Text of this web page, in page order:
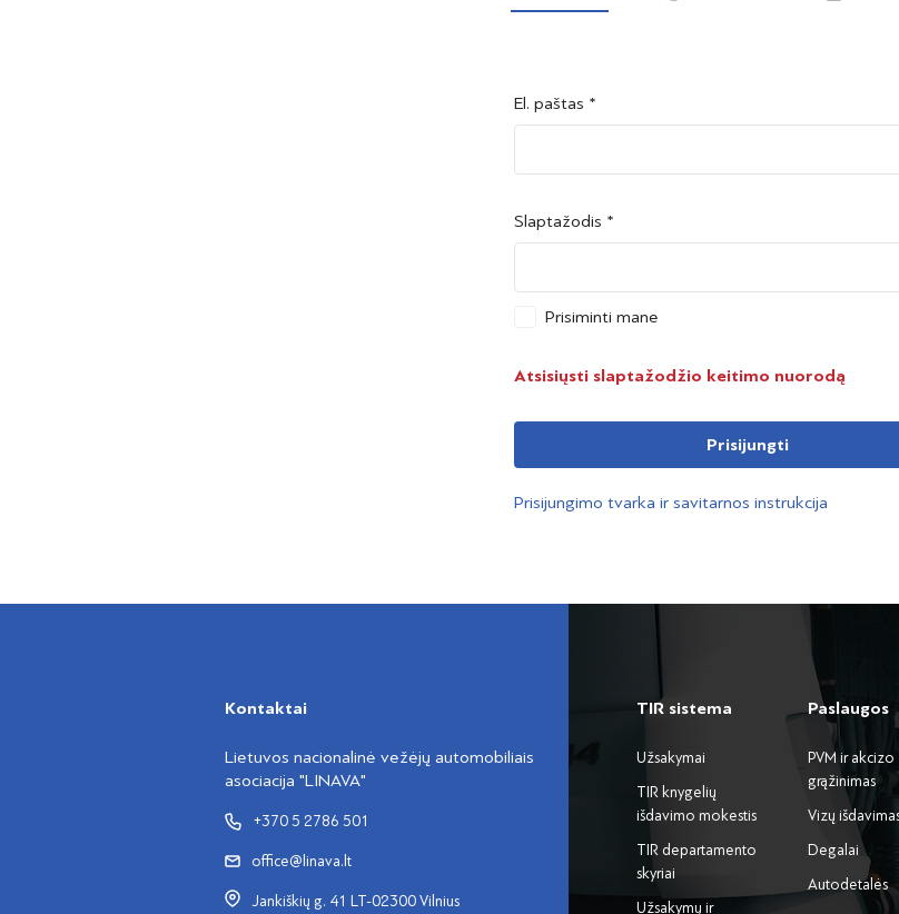
Šalis *
Asmens kodas *
Šalis *
Asmens kodas *
El. paštas *
Slaptažodis *
Prisiminti mane
Atsisiųsti slaptažodžio keitimo nuorodą
Prisijungti
Prisijungimo tvarka ir savitarnos instrukcija
Kontaktai
Lietuvos nacionalinė vežėjų automobiliais
asociacija "LINAVA"
+370 5 2786 501
office@linava.lt
Jankiškių g. 41 LT-02300 Vilnius
TIR sistema
Užsakymai
TIR knygelių
išdavimo mokestis
TIR departamento
skyriai
Užsakymų ir
Paslaugos
PVM ir akcizo
grąžinimas
Vizų
Degalai
Autodetalės